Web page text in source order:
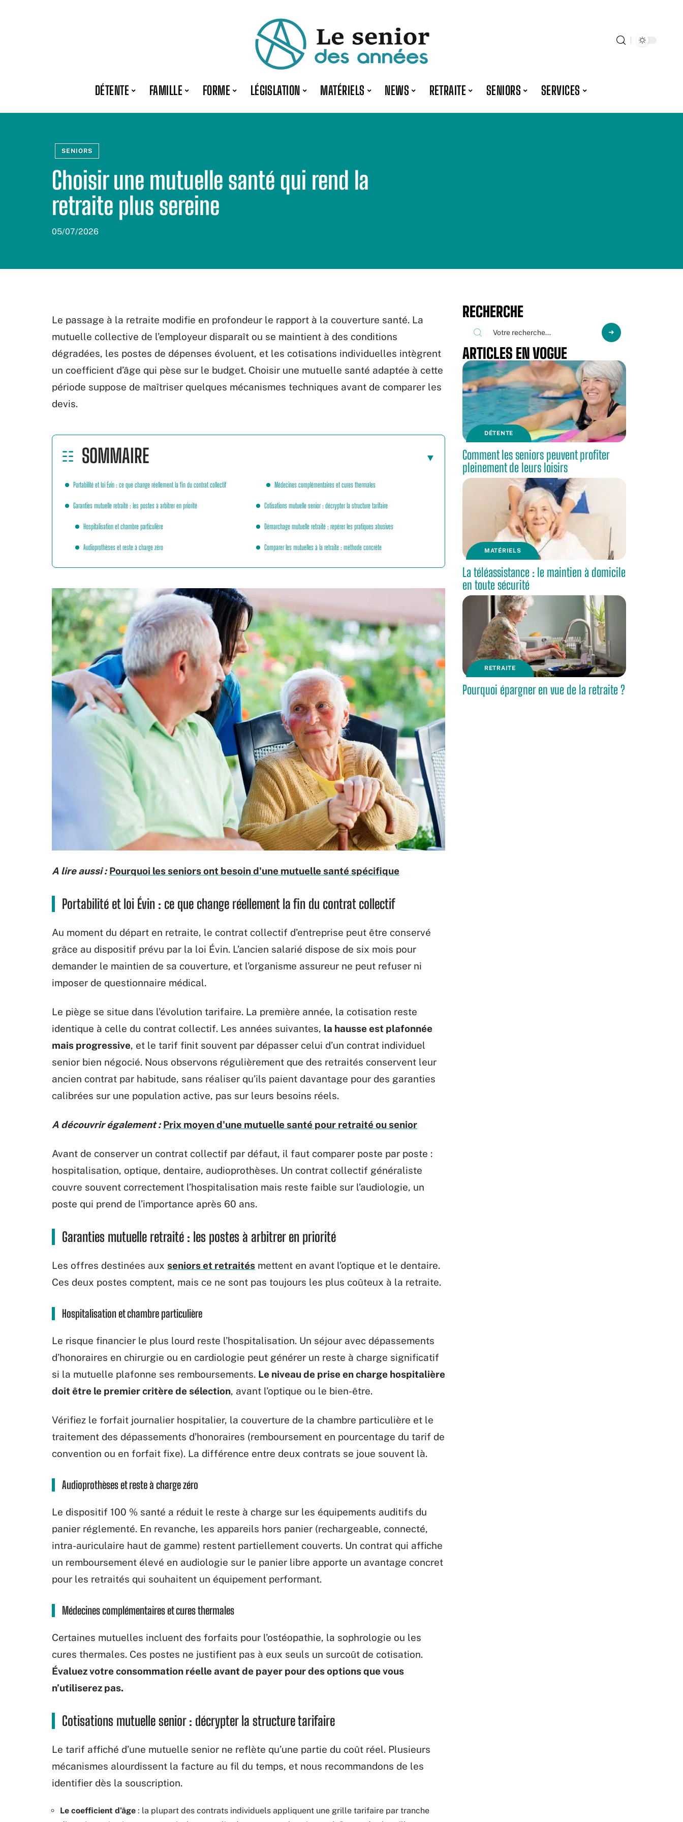
DÉTENTE FAMILLE FORME LÉGISLATION MATÉRIELS NEWS RETRAITE SENIORS SERVICES
SENIORS
Choisir une mutuelle santé qui rend la
retraite plus sereine
05/07/2026
Le passage à la retraite modifie en profondeur le rapport à la couverture santé. La
mutuelle collective de l’employeur disparaît ou se maintient à des conditions
dégradées, les postes de dépenses évoluent, et les cotisations individuelles intègrent
un coefficient d’âge qui pèse sur le budget. Choisir une mutuelle santé adaptée à cette
période suppose de maîtriser quelques mécanismes techniques avant de comparer les
devis.
SOMMAIRE
Portabilité et loi Évin : ce que change réellement la fin du contrat collectif
Garanties mutuelle retraité : les postes à arbitrer en priorité
Hospitalisation et chambre particulière
Audioprothèses et reste à charge zéro
Médecines complémentaires et cures thermales
Cotisations mutuelle senior : décrypter la structure tarifaire
Démarchage mutuelle retraité : repérer les pratiques abusives
Comparer les mutuelles à la retraite : méthode concrète
A lire aussi : Pourquoi les seniors ont besoin d'une mutuelle santé spécifique
Portabilité et loi Évin : ce que change réellement la fin du contrat collectif
Au moment du départ en retraite, le contrat collectif d’entreprise peut être conservé
grâce au dispositif prévu par la loi Évin. L’ancien salarié dispose de six mois pour
demander le maintien de sa couverture, et l’organisme assureur ne peut refuser ni
imposer de questionnaire médical.
Le piège se situe dans l’évolution tarifaire. La première année, la cotisation reste
identique à celle du contrat collectif. Les années suivantes, la hausse est plafonnée
mais progressive, et le tarif finit souvent par dépasser celui d’un contrat individuel
senior bien négocié. Nous observons régulièrement que des retraités conservent leur
ancien contrat par habitude, sans réaliser qu’ils paient davantage pour des garanties
calibrées sur une population active, pas sur leurs besoins réels.
A découvrir également : Prix moyen d'une mutuelle santé pour retraité ou senior
Avant de conserver un contrat collectif par défaut, il faut comparer poste par poste :
hospitalisation, optique, dentaire, audioprothèses. Un contrat collectif généraliste
couvre souvent correctement l’hospitalisation mais reste faible sur l’audiologie, un
poste qui prend de l’importance après 60 ans.
Garanties mutuelle retraité : les postes à arbitrer en priorité
Les offres destinées aux seniors et retraités mettent en avant l’optique et le dentaire.
Ces deux postes comptent, mais ce ne sont pas toujours les plus coûteux à la retraite.
Hospitalisation et chambre particulière
Le risque financier le plus lourd reste l’hospitalisation. Un séjour avec dépassements
d’honoraires en chirurgie ou en cardiologie peut générer un reste à charge significatif
si la mutuelle plafonne ses remboursements. Le niveau de prise en charge hospitalière
doit être le premier critère de sélection, avant l’optique ou le bien-être.
Vérifiez le forfait journalier hospitalier, la couverture de la chambre particulière et le
traitement des dépassements d’honoraires (remboursement en pourcentage du tarif de
convention ou en forfait fixe). La différence entre deux contrats se joue souvent là.
Audioprothèses et reste à charge zéro
Le dispositif 100 % santé a réduit le reste à charge sur les équipements auditifs du
panier réglementé. En revanche, les appareils hors panier (rechargeable, connecté,
intra-auriculaire haut de gamme) restent partiellement couverts. Un contrat qui affiche
un remboursement élevé en audiologie sur le panier libre apporte un avantage concret
pour les retraités qui souhaitent un équipement performant.
Médecines complémentaires et cures thermales
Certaines mutuelles incluent des forfaits pour l’ostéopathie, la sophrologie ou les
cures thermales. Ces postes ne justifient pas à eux seuls un surcoût de cotisation.
Évaluez votre consommation réelle avant de payer pour des options que vous
n’utiliserez pas.
Cotisations mutuelle senior : décrypter la structure tarifaire
Le tarif affiché d’une mutuelle senior ne reflète qu’une partie du coût réel. Plusieurs
mécanismes alourdissent la facture au fil du temps, et nous recommandons de les
identifier dès la souscription.
Le coefficient d’âge : la plupart des contrats individuels appliquent une grille tarifaire par tranche
RECHERCHE
ARTICLES EN VOGUE
DÉTENTE
Comment les seniors peuvent profiter
pleinement de leurs loisirs
MATÉRIELS
La téléassistance : le maintien à domicile
en toute sécurité
RETRAITE
Pourquoi épargner en vue de la retraite ?